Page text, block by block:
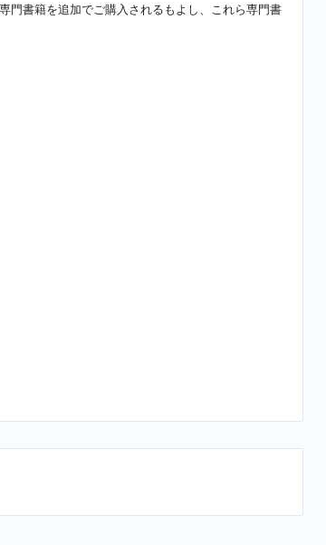
門書籍を追加でご購入されるもよし、これら専門書